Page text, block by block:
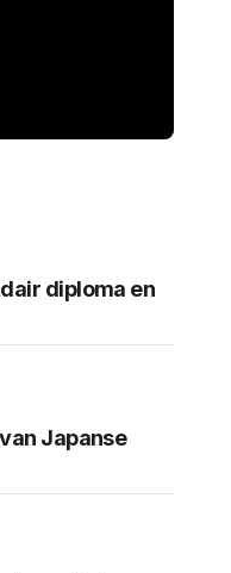
diploma en
Japanse